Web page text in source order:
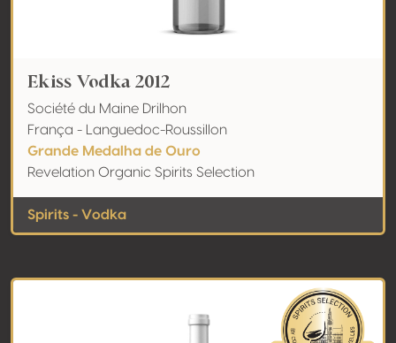
Ekiss Vodka 2012
Société du Maine Drilhon
França - Languedoc-Roussillon
Grande Medalha de Ouro
Revelation Organic Spirits Selection
Spirits - Vodka